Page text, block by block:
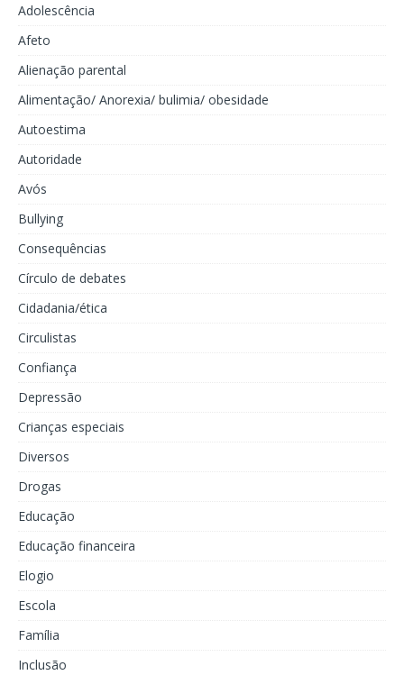
Adolescência
Afeto
Alienação parental
Alimentação/ Anorexia/ bulimia/ obesidade
Autoestima
Autoridade
Avós
Bullying
Consequências
Círculo de debates
Cidadania/ética
Circulistas
Confiança
Depressão
Crianças especiais
Diversos
Drogas
Educação
Educação financeira
Elogio
Escola
Família
Inclusão